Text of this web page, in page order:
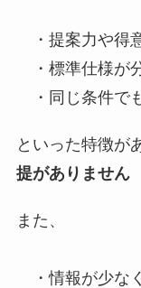
・提案力や得
・標準仕様が
・同じ条件で
といった特徴が
提がありません
また、
・情報が少な